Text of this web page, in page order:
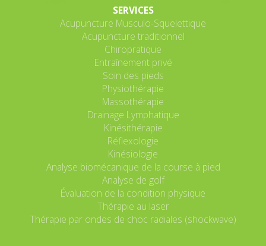
SERVICES
Acupuncture Musculo-Squelettique
Acupuncture traditionnel
Chiropratique
Entraînement privé
Soin des pieds
Physiothérapie
Massothérapie
Drainage Lymphatique
Kinésithérapie
Réflexologie
Kinésiologie
Analyse biomécanique de la course à pied
Analyse de golf
Évaluation de la condition physique
Thérapie au laser
Thérapie par ondes de choc radiales (shockwave)